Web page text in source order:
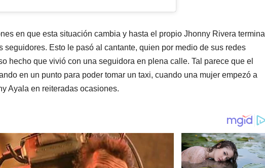
en que esta situación cambia y hasta el propio Jhonny Rivera termina
seguidores. Esto le pasó al cantante, quien por medio de sus redes
hecho que vivió con una seguidora en plena calle. Tal parece que el
en un punto para poder tomar un taxi, cuando una mujer empezó a
Ayala en reiteradas ocasiones.